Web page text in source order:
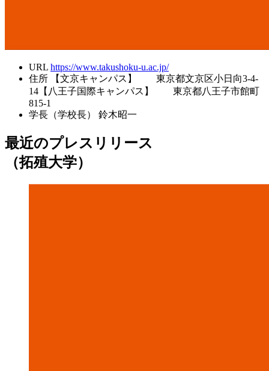
URL https://www.takushoku-u.ac.jp/
住所
【文京キャンパス】 東京都文京区小日向3-4-
14【八王子国際キャンパス】 東京都八王子市館町
815-1
学長（学校長）
鈴木昭一
最近のプレスリリース
（拓殖大学）